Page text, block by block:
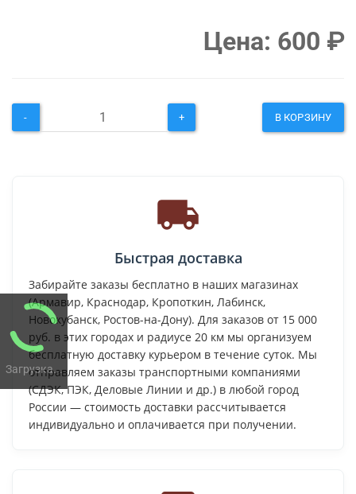
Загрузка...
Цена: 600 ₽
- + В КОРЗИНУ
Быстрая доставка
Забирайте заказы бесплатно в наших магазинах
(Армавир, Краснодар, Кропоткин, Лабинск,
Новокубанск, Ростов-на-Дону). Для заказов от 15 000
руб. в этих городах и радиусе 20 км мы организуем
бесплатную доставку курьером в течение суток. Мы
отправляем заказы транспортными компаниями
(СДЭК, ПЭК, Деловые Линии и др.) в любой город
России — стоимость доставки рассчитывается
индивидуально и оплачивается при получении.